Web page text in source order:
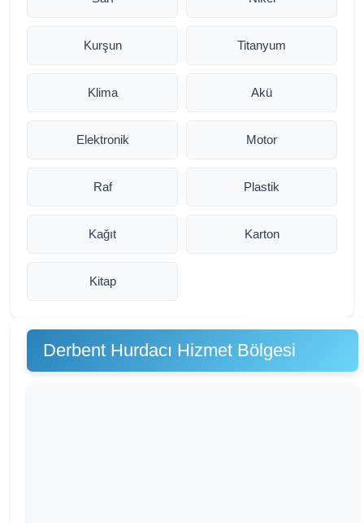
Kurşun Titanyum
Klima Akü
Elektronik Motor
Raf Plastik
Kağıt Karton
Kitap
Derbent Hurdacı Hizmet Bölgesi